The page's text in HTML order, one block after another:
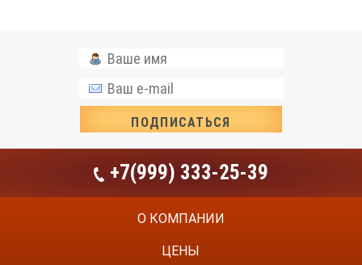
+7(999) 333-25-39
О КОМПАНИИ
ЦЕНЫ